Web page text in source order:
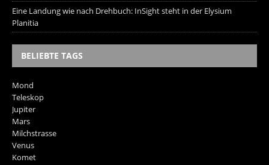
Eine Landung wie nach Drehbuch: InSight steht in der Elysium
Planitia
BELIEBTE TAGS
Mond
Teleskop
Jupiter
Mars
Milchstrasse
Venus
Komet